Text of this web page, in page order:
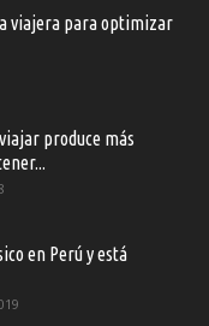
viajera para optimizar
produce más
en Perú y está